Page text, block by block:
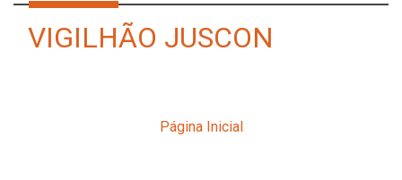
VIGILHÃO JUSCON
Página Inicial